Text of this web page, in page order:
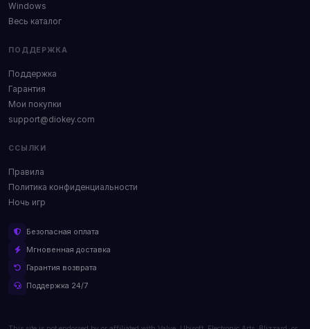
Windows
Весь каталог
ПОДДЕРЖКА
Поддержка
Гарантия
Мои покупки
support@diokey.com
ССЫЛКИ
Правила
Политика конфиденциальности
Ночь игр
Безопасная оплата
Мгновенная доставка
Гарантия возврата
Поддержка 24/7